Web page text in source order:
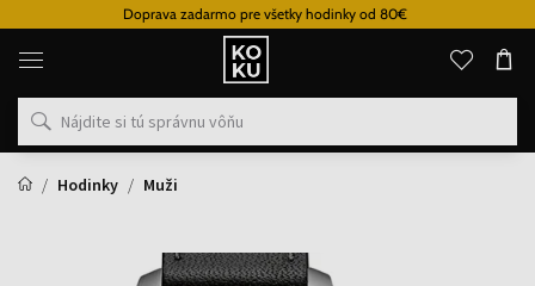
Doprava zadarmo pre všetky hodinky od 80€
Originálne
parfémy
hodinky
na
mieste
Hodinky
Muži